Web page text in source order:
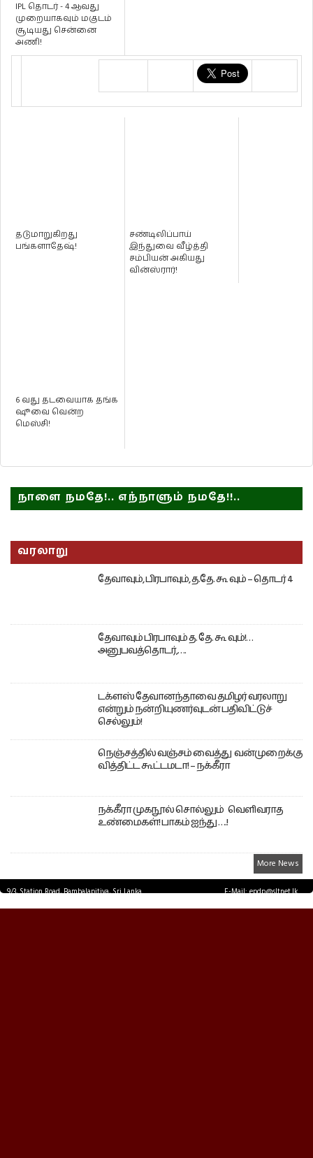
IPL தொடர் - 4 ஆவது
முறையாகவும் மகுடம்
சூடியது சென்னை
அணி!
தடுமாறுகிறது
பங்களாதேஷ்!
சண்டிலிப்பாய்
இந்துவை வீழ்த்தி
சம்பியன் அகியது
வின்ஸ்ரார்!
6 வது தடவையாக தங்க
ஷூவை வென்ற
மெஸ்சி!
நாளை நமதே!.. எந்நாளும் நமதே!!..
வரலாறு
தேவாவும், பிரபாவும், த.தே. கூ வும் – தொடர் 4
தேவாவும் பிரபாவும் த. தே. கூ வும்!…
அனுபவத்தொடர்,….
டக்ளஸ் தேவானந்தாவை தமிழர் வரலாறு
என்றும் நன்றியுணர்வுடன் பதிவிட்டுச்
செல்லும்!
நெஞ்சத்தில் வஞ்சம் வைத்து வன்முறைக்கு
வித்திட்ட கூட்டமடா! – நக்கீரா
நக்கீரா முகநூல் சொல்லும் வெளிவராத
உண்மைகள்! பாகம் ஐந்து ….!
More News
9/3, Station Road, Bambalapitiya, Sri Lanka.
E-Mail: epdp@sltnet.lk